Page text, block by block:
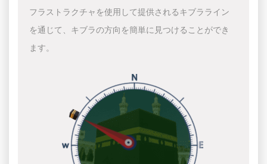
フラストラクチャを使用して提供されるキブラライン
を通じて、キブラの方向を簡単に見つけることができ
ます。